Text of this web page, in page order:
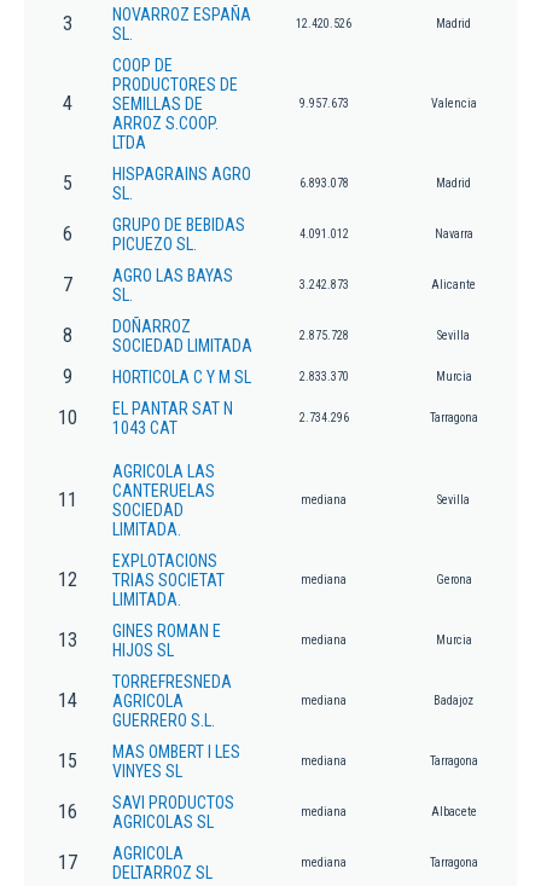
3
NOVARROZ ESPAÑA
SL.
12.420.526 Madrid
4
COOP DE
PRODUCTORES DE
SEMILLAS DE
ARROZ S.COOP.
LTDA
9.957.673 Valencia
5
HISPAGRAINS AGRO
SL.
6.893.078 Madrid
6
GRUPO DE BEBIDAS
PICUEZO SL.
4.091.012 Navarra
7
AGRO LAS BAYAS
SL.
3.242.873 Alicante
8
DOÑARROZ
SOCIEDAD LIMITADA
2.875.728 Sevilla
9 HORTICOLA C Y M SL 2.833.370 Murcia
10
EL PANTAR SAT N
1043 CAT
2.734.296 Tarragona
11
AGRICOLA LAS
CANTERUELAS
SOCIEDAD
LIMITADA.
mediana Sevilla
12
EXPLOTACIONS
TRIAS SOCIETAT
LIMITADA.
mediana Gerona
13
GINES ROMAN E
HIJOS SL
mediana Murcia
14
TORREFRESNEDA
AGRICOLA
GUERRERO S.L.
mediana Badajoz
15
MAS OMBERT I LES
VINYES SL
mediana Tarragona
16
SAVI PRODUCTOS
AGRICOLAS SL
mediana Albacete
17
AGRICOLA
DELTARROZ SL
mediana Tarragona